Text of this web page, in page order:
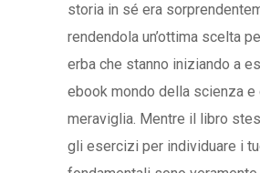
storia in sé era
rendendola un’ottima scelta
erba che stanno iniziando a
ebook mondo della scienza e
meraviglia. Mentre il libro
gli esercizi per individuare i